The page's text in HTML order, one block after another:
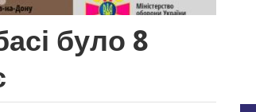
було 8